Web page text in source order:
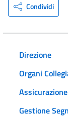
Condividi
Direzione
Organi
Gestione